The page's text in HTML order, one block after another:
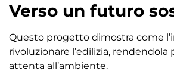
Verso un futuro
Questo progetto dimostra come
rivoluzionare l’edilizia,
attenta all’ambiente.